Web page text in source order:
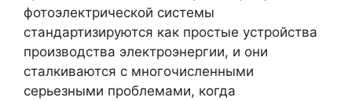
фотоэлектрической системы
стандартизируются как простые устройства
производства электроэнергии, и они
сталкиваются с многочисленными
серьезными проблемами, когда